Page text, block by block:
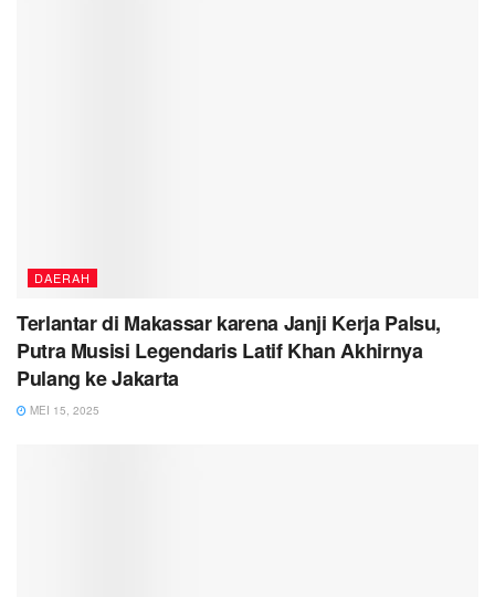
DAERAH
Terlantar di Makassar karena Janji Kerja Palsu,
Putra Musisi Legendaris Latif Khan Akhirnya
Pulang ke Jakarta
MEI 15, 2025